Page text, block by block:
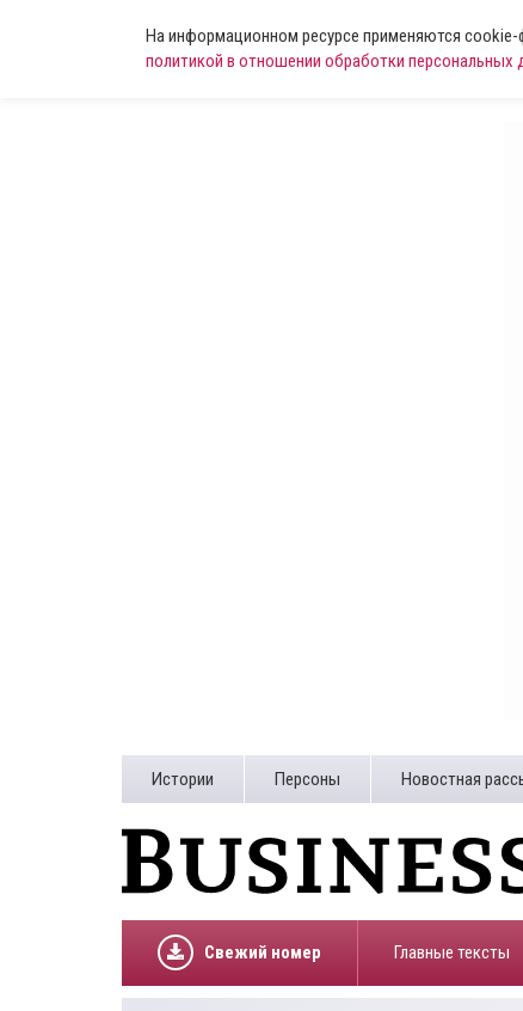
На информационном ресурсе применяются
политикой в отношении обработки персональных
Истории Персоны Новостная
Свежий номер Главные тексты